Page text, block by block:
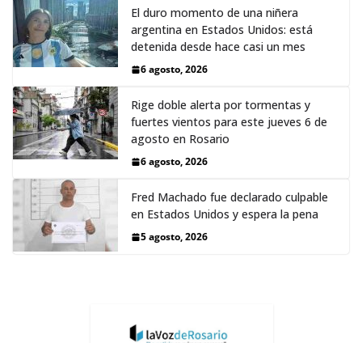
El duro momento de una niñera
argentina en Estados Unidos: está
detenida desde hace casi un mes
6 agosto, 2026
Rige doble alerta por tormentas y
fuertes vientos para este jueves 6 de
agosto en Rosario
6 agosto, 2026
Fred Machado fue declarado culpable
en Estados Unidos y espera la pena
5 agosto, 2026